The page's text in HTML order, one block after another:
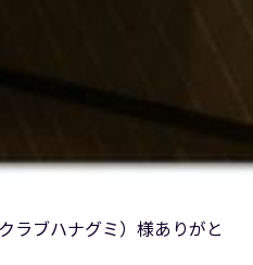
ラブハナグミ）様ありがと